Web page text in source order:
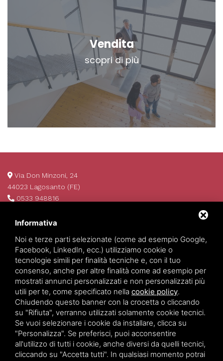
Vendita
scopri di più
Via Don Minzoni, 24
44023 Lagosanto (FE)
0533 948816
P.IVA 01522680386
Invim Investimenti Immobiliari© 2026 All Rights Reserved.
Privacy policy
Sitemap
Informativa
Noi e terze parti selezionate (come ad esempio Google,
Facebook, LinkedIn, ecc.) utilizziamo cookie o
tecnologie simili per finalità tecniche e, con il tuo
consenso, anche per altre finalità come ad esempio per
mostrati annunci personalizzati e non personalizzati più
utili per te, come specificato nella cookie policy.
Chiudendo questo banner con la crocetta o cliccando
su "Rifiuta", verranno utilizzati solamente cookie tecnici.
Se vuoi selezionare i cookie da installare, clicca su
"Personalizza". Se preferisci, puoi acconsentire
all'utilizzo di tutti i cookie, anche diversi da quelli tecnici,
cliccando su "Accetta tutti". In qualsiasi momento potrai